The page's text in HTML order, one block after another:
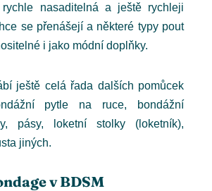
nasaditelná a ještě rychleji
se přenášejí a některé typy pout
i jako módní doplňky.
ještě celá řada dalších pomůcek
pytle na ruce, bondážní
pásy, loketní stolky (loketník),
jiných.
v BDSM